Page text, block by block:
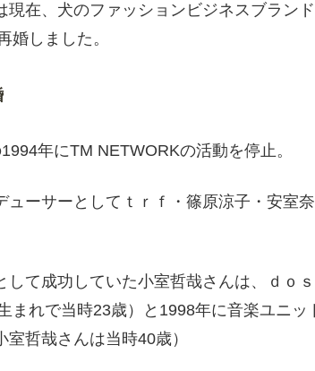
現在、犬のファッションビジネスブラン
婚しました。
年にTM NETWORKの活動を停止。
ューサーとしてｔｒｆ・篠原涼子・安室
して成功していた小室哲哉さんは、ｄｏ
まれで当時23歳）と1998年に音楽ユニ
哲哉さんは当時40歳）